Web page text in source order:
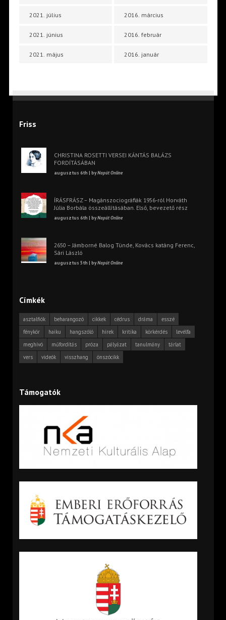
2021. július
2021. június
2021. május
2016. március
2016. február
2016. január
Friss
CHRISTINA ROSETTI VERSEI KÁNTÁS BALÁZS
FORDÍTÁSÁBAN
augusztus 6th | byNapút Online
ÍRÁSFRÁSZ – Magánszociográfiák 1956-ról Horváth
Júlia Borbála összeállításában. Első, bevezető rész
augusztus 6th | byNapút Online
2650 – Jámborné Balog Tünde, Kovács katáng Ferenc,
Sári László
augusztus 5th | byNapút Online
Címkék
asztalfiók beharangozó cikkek cédrus dráma
esszé
fénykör
haiku hangszóló hírek kritika körkérdés
levélfa
meghívó
műfordítás próza pályázat tanulmány
tárlat
vers
videók visszhang önszócikk
Támogatók